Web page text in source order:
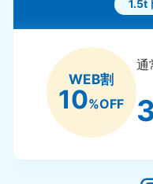
1.5t
WEB割
10%OFF